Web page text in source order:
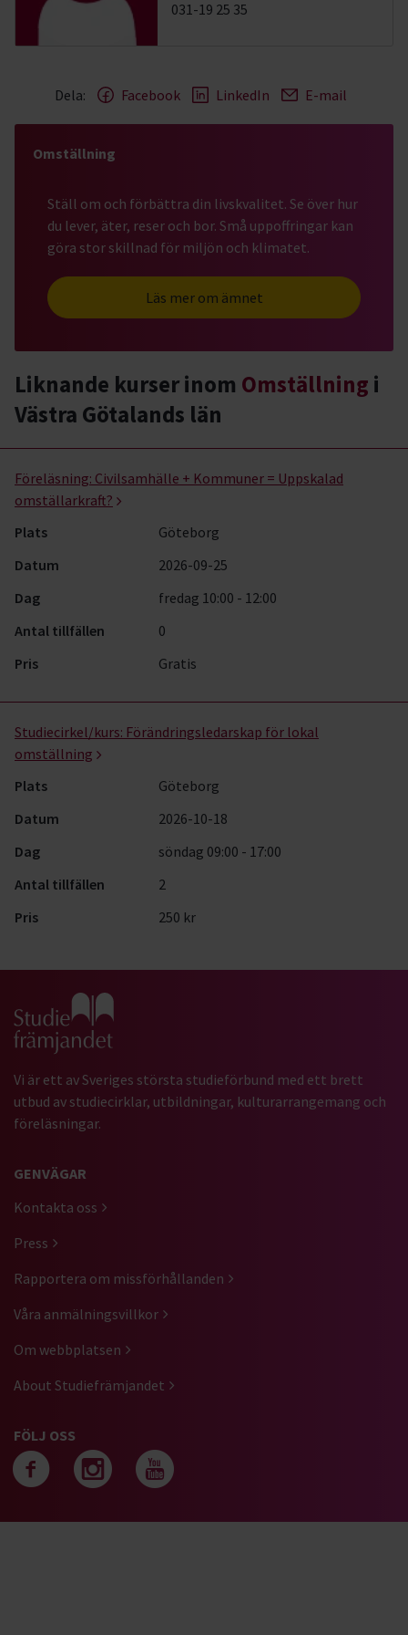
031-19 25 35
Dela: Facebook LinkedIn E-mail
Omställning
Ställ om och förbättra din livskvalitet. Se över hur
du lever, äter, reser och bor. Små uppoffringar kan
göra stor skillnad för miljön och klimatet.
Läs mer om ämnet
Liknande kurser inom Omställning i
Västra Götalands län
Föreläsning: Civilsamhälle + Kommuner = Uppskalad
omställarkraft?
Plats
Göteborg
Datum
2026-09-25
Dag
fredag 10:00 - 12:00
Antal tillfällen
0
Pris
Gratis
Studiecirkel/kurs: Förändringsledarskap för lokal
omställning
Plats
Göteborg
Datum
2026-10-18
Dag
söndag 09:00 - 17:00
Antal tillfällen
2
Pris
250 kr
Gå till studiefrämjandets startsida
Vi är ett av Sveriges största studieförbund med ett brett
utbud av studiecirklar, utbildningar, kulturarrangemang och
föreläsningar.
GENVÄGAR
Kontakta oss
Press
Rapportera om missförhållanden
Våra anmälningsvillkor
Om webbplatsen
About Studiefrämjandet
FÖLJ OSS
Följ oss på facebook
Följ oss på
Följ oss på